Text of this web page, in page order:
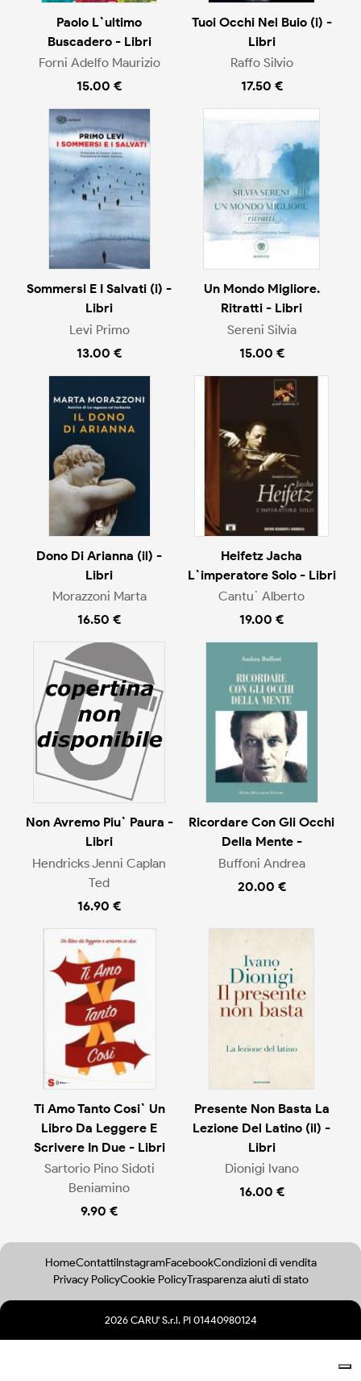
Paolo L`ultimo
Buscadero - Libri
Forni Adelfo Maurizio
15.00 €
Tuoi Occhi Nel Buio (i) -
Libri
Raffo Silvio
17.50 €
Sommersi E I Salvati (i) -
Libri
Levi Primo
13.00 €
Un Mondo Migliore.
Ritratti - Libri
Sereni Silvia
15.00 €
Dono Di Arianna (il) -
Libri
Morazzoni Marta
16.50 €
Heifetz Jacha
L`imperatore Solo - Libri
Cantu` Alberto
19.00 €
Non Avremo Piu` Paura -
Libri
Hendricks Jenni Caplan
Ted
16.90 €
Ricordare Con Gli Occhi
Della Mente -
Buffoni Andrea
20.00 €
Ti Amo Tanto Cosi` Un
Libro Da Leggere E
Scrivere In Due - Libri
Sartorio Pino Sidoti
Beniamino
9.90 €
Presente Non Basta La
Lezione Del Latino (il) -
Libri
Dionigi Ivano
16.00 €
HomeContattiInstagramFacebookCondizioni di vendita
Privacy PolicyCookie PolicyTrasparenza aiuti di stato
2026 CARU' S.r.l. PI 01440980124